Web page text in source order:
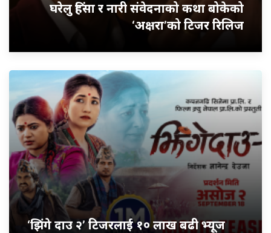
घरेलु हिंसा र नारी संवेदनाको कथा बोकेको
‘अक्षरा’को टिजर रिलिज
‘झिंगे दाउ २’ टिजरलाई १० लाख बढी भ्यूज